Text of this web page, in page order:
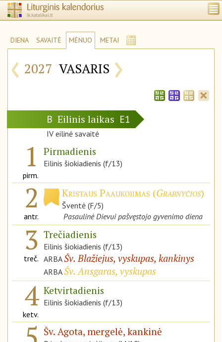
DIENA SAVAITĖ MĖNUO METAI
‹ 2027 VASARIS ›
B Eilinis laikas E1
IV eilinė savaitė
1
pirm.
Pirmadienis
Eilinis šiokiadienis (f/13)
2
antr.
Kristaus Paaukojimas (Grabnyčios)
Šventė (F/5)
Pasaulinė Dievui pašvęstojo gyvenimo diena
3
treč.
Trečiadienis
Eilinis šiokiadienis (f/13)
ARBAŠv. Blažiejus, vyskupas, kankinys
ARBAŠv. Ansgaras, vyskupas
4
ketv.
Ketvirtadienis
Eilinis šiokiadienis (f/13)
Šv. Agota, mergelė, kankinė